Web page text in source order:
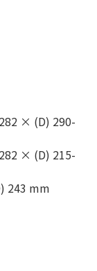
× (D) 290-
× (D) 215-
243 mm